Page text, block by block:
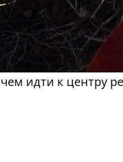
идти к центру